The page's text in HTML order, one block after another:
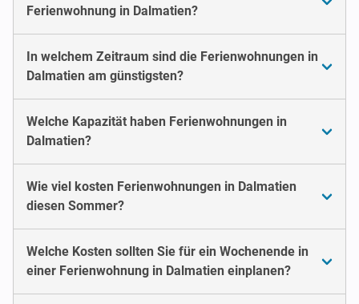
Ferienwohnung in Dalmatien?
In welchem Zeitraum sind die Ferienwohnungen in
Dalmatien am günstigsten?
Welche Kapazität haben Ferienwohnungen in
Dalmatien?
Wie viel kosten Ferienwohnungen in Dalmatien
diesen Sommer?
Welche Kosten sollten Sie für ein Wochenende in
einer Ferienwohnung in Dalmatien einplanen?